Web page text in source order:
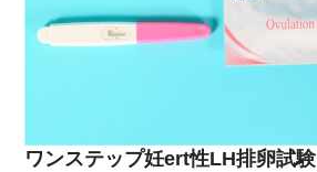
ワンステップ妊ert性LH排卵試験